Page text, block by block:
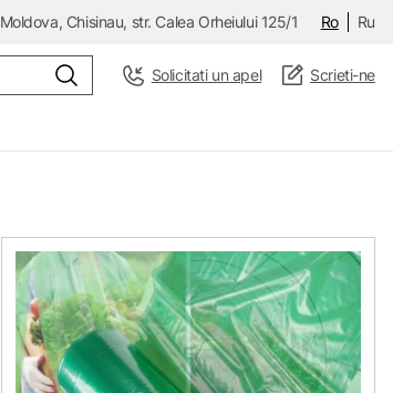
Moldova, Chisinau, str. Calea Orheiului 125/1 Ro Ru
Solicitati un apel Scrieti-ne